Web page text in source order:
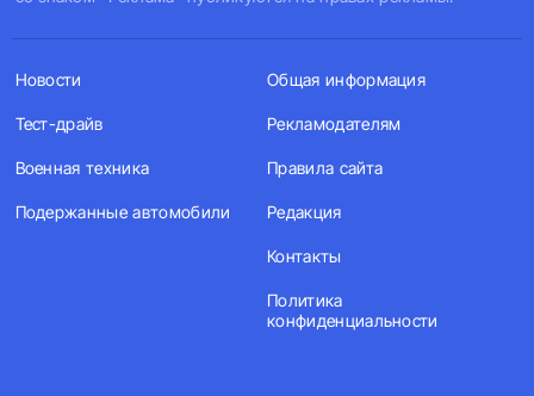
Новости
Тест-драйв
Военная техника
Подержанные автомобили
Общая информация
Рекламодателям
Правила сайта
Редакция
Контакты
Политика
конфиденциальности